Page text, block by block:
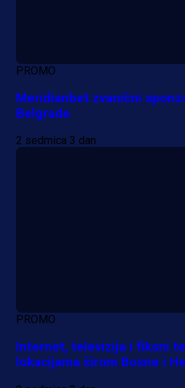
PROMO
Meridianbet zvanični
Belgrade
2 sedmica 3 dan
PROMO
Internet, televizija i fiksni
lokacijama širom Bosne i